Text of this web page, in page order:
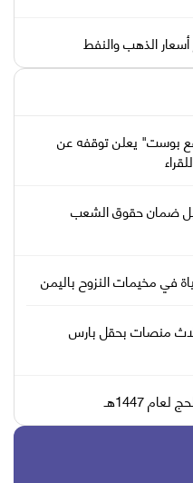
أسعار الذهب والنفط
بوست" يعلن توقفه عن
ضمان حقوق الشعب
في مخيمات النزوح باليمن
ثلاث منصات بحقل بارس
1447هـ